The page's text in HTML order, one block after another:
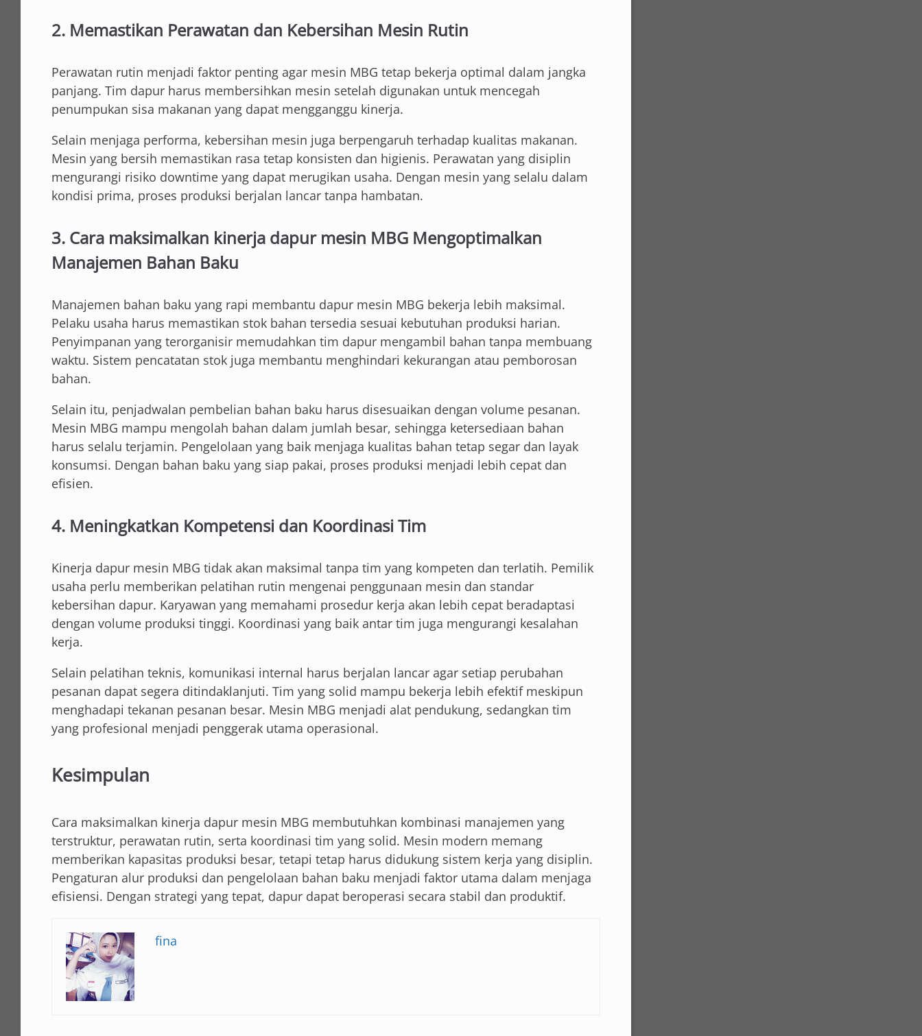
2. Memastikan Perawatan dan Kebersihan Mesin Rutin
Perawatan rutin menjadi faktor penting agar mesin MBG tetap bekerja optimal dalam jangka
panjang. Tim dapur harus membersihkan mesin setelah digunakan untuk mencegah
penumpukan sisa makanan yang dapat mengganggu kinerja.
Selain menjaga performa, kebersihan mesin juga berpengaruh terhadap kualitas makanan.
Mesin yang bersih memastikan rasa tetap konsisten dan higienis. Perawatan yang disiplin
mengurangi risiko downtime yang dapat merugikan usaha. Dengan mesin yang selalu dalam
kondisi prima, proses produksi berjalan lancar tanpa hambatan.
3. Cara maksimalkan kinerja dapur mesin MBG Mengoptimalkan
Manajemen Bahan Baku
Manajemen bahan baku yang rapi membantu dapur mesin MBG bekerja lebih maksimal.
Pelaku usaha harus memastikan stok bahan tersedia sesuai kebutuhan produksi harian.
Penyimpanan yang terorganisir memudahkan tim dapur mengambil bahan tanpa membuang
waktu. Sistem pencatatan stok juga membantu menghindari kekurangan atau pemborosan
bahan.
Selain itu, penjadwalan pembelian bahan baku harus disesuaikan dengan volume pesanan.
Mesin MBG mampu mengolah bahan dalam jumlah besar, sehingga ketersediaan bahan
harus selalu terjamin. Pengelolaan yang baik menjaga kualitas bahan tetap segar dan layak
konsumsi. Dengan bahan baku yang siap pakai, proses produksi menjadi lebih cepat dan
efisien.
4. Meningkatkan Kompetensi dan Koordinasi Tim
Kinerja dapur mesin MBG tidak akan maksimal tanpa tim yang kompeten dan terlatih. Pemilik
usaha perlu memberikan pelatihan rutin mengenai penggunaan mesin dan standar
kebersihan dapur. Karyawan yang memahami prosedur kerja akan lebih cepat beradaptasi
dengan volume produksi tinggi. Koordinasi yang baik antar tim juga mengurangi kesalahan
kerja.
Selain pelatihan teknis, komunikasi internal harus berjalan lancar agar setiap perubahan
pesanan dapat segera ditindaklanjuti. Tim yang solid mampu bekerja lebih efektif meskipun
menghadapi tekanan pesanan besar. Mesin MBG menjadi alat pendukung, sedangkan tim
yang profesional menjadi penggerak utama operasional.
Kesimpulan
Cara maksimalkan kinerja dapur mesin MBG membutuhkan kombinasi manajemen yang
terstruktur, perawatan rutin, serta koordinasi tim yang solid. Mesin modern memang
memberikan kapasitas produksi besar, tetapi tetap harus didukung sistem kerja yang disiplin.
Pengaturan alur produksi dan pengelolaan bahan baku menjadi faktor utama dalam menjaga
efisiensi. Dengan strategi yang tepat, dapur dapat beroperasi secara stabil dan produktif.
fina